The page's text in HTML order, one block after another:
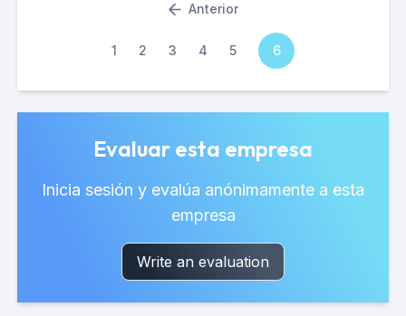
Anterior
1 2 3 4 5 6
Evaluar esta empresa
Inicia sesión y evalúa anónimamente a esta
empresa
Write an evaluation